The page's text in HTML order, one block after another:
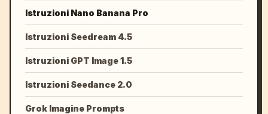
Istruzioni Nano Banana Pro
Istruzioni Seedream 4.5
Istruzioni GPT Image 1.5
Istruzioni Seedance 2.0
Grok Imagine Prompts